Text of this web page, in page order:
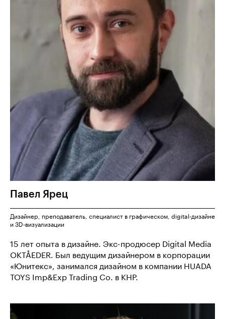
Павел Ярец
Дизайнер, преподаватель, специалист в графическом, digital-дизайне
и 3D-визуализации
15 лет опыта в дизайне. Экс-продюсер Digital Media
OKTÅEDER. Был ведущим дизайнером в корпорации
«Юнитекс», занимался дизайном в компании HUADA
TOYS Imp&Exp Trading Co. в КНР.